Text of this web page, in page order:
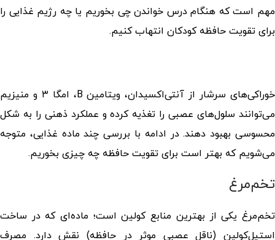
مهم است که هنگام درس خواندن چی بخوریم یا چه رژیم غذایی را
برای تقویت حافظه کودکان انتهاب کنیم.
خوراکی‌های سرشار از آنتی‌اکسیدان، ویتامین B، امگا ۳ و منیزیم
می‌توانند سلول‌های عصبی را تغذیه کرده و عملکرد ذهنی را به شکل
محسوسی بهبود دهند. در ادامه با بررسی چند ماده غذایی، متوجه
می‌شویم که بهتر است برای تقویت حافظه چه چیزی بخوریم.
تخم‌مرغ
تخم‌مرغ یکی از بهترین منابع کولین است؛ ماده‌ای که در ساخت
استیل‌کولین (ناقل عصبی موثر در حافظه) نقش دارد. مصرف